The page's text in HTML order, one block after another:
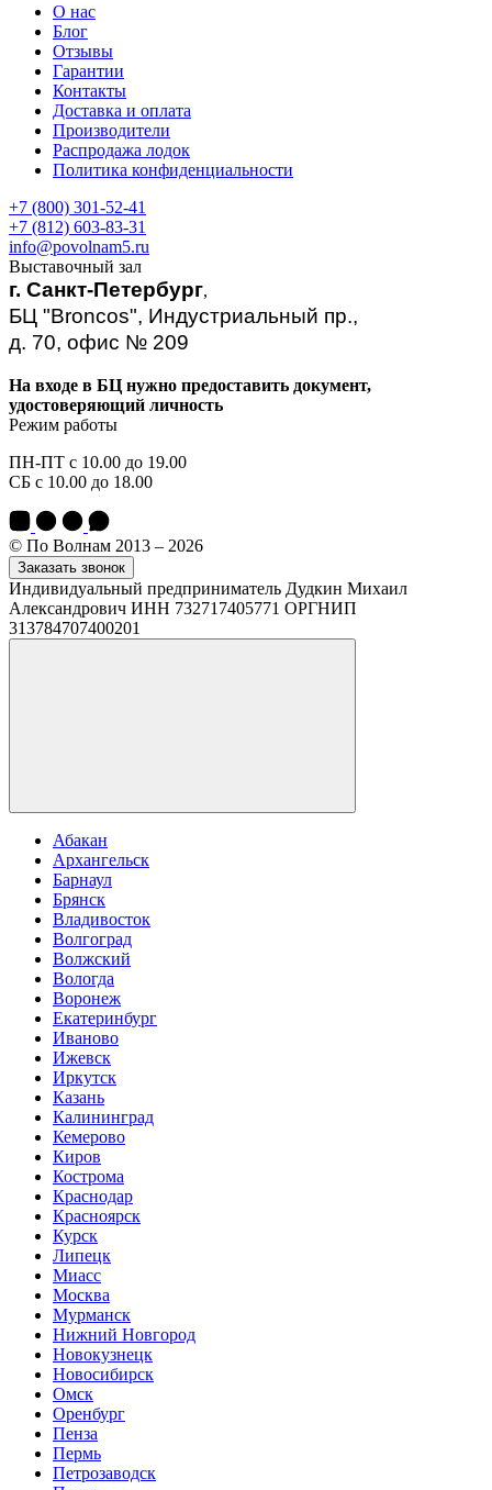
О нас
Блог
Отзывы
Гарантии
Контакты
Доставка и оплата
Производители
Распродажа лодок
Политика конфиденциальности
+7 (800) 301-52-41
+7 (812) 603-83-31
info@povolnam5.ru
Выставочный зал
г. Санкт-Петербург,
БЦ "Broncos", Индустриальный пр.,
д. 70, офис № 209
На входе в БЦ нужно предоставить документ,
удостоверяющий личность
Режим работы
ПН-ПТ с 10.00 до 19.00
СБ с 10.00 до 18.00
© По Волнам 2013 – 2026
Заказать звонок
Индивидуальный предприниматель Дудкин Михаил
Александрович ИНН 732717405771 ОРГНИП
313784707400201
Абакан
Архангельск
Барнаул
Брянск
Владивосток
Волгоград
Волжский
Вологда
Воронеж
Екатеринбург
Иваново
Ижевск
Иркутск
Казань
Калининград
Кемерово
Киров
Кострома
Краснодар
Красноярск
Курск
Липецк
Миасс
Москва
Мурманск
Нижний Новгород
Новокузнецк
Новосибирск
Омск
Оренбург
Пенза
Пермь
Петрозаводск